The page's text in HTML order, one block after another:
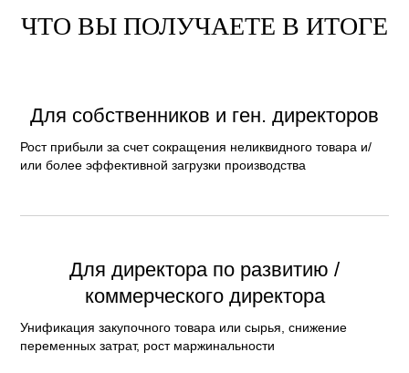
ЧТО ВЫ ПОЛУЧАЕТЕ В ИТОГЕ
Для собственников и ген. директоров
Рост прибыли за счет сокращения неликвидного товара и/
или более эффективной загрузки производства
Для директора по развитию /
коммерческого директора
Унификация закупочного товара или сырья, снижение
переменных затрат, рост маржинальности